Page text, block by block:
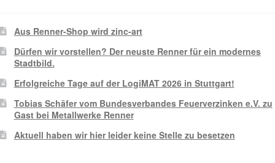
Aus Renner-Shop wird zinc-art
Dürfen wir vorstellen? Der neuste Renner für ein modernes
Stadtbild.
Erfolgreiche Tage auf der LogiMAT 2026 in Stuttgart!
Tobias Schäfer vom Bundesverbandes Feuerverzinken e.V. zu
Gast bei Metallwerke Renner
Aktuell haben wir hier leider keine Stelle zu besetzen